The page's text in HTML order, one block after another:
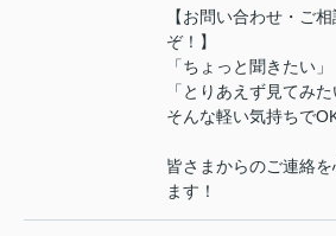
【お問い合わせ・ご
ぞ！】
「ちょっと聞きたい」
「とりあえず見てみた
そんな軽い気持ちで
皆さまからのご連絡
ます！